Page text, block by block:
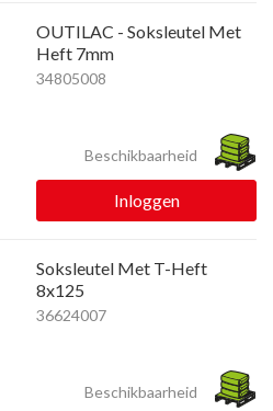
OUTILAC - Soksleutel Met
Heft 7mm
34805008
Beschikbaarheid
Inloggen
Soksleutel Met T-Heft
8x125
36624007
Beschikbaarheid